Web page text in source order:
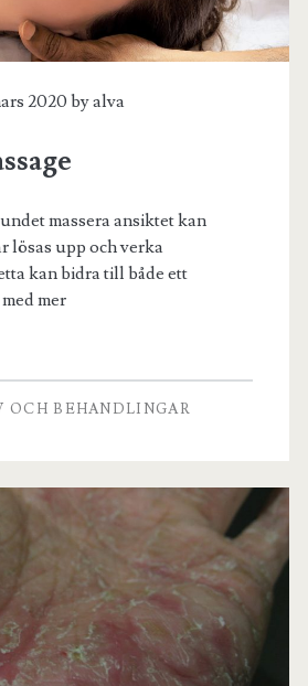
2020 byalva
massera ansiktet kan
lösas upp och verka
kan bidra till både ett
mer
OCH BEHANDLINGAR